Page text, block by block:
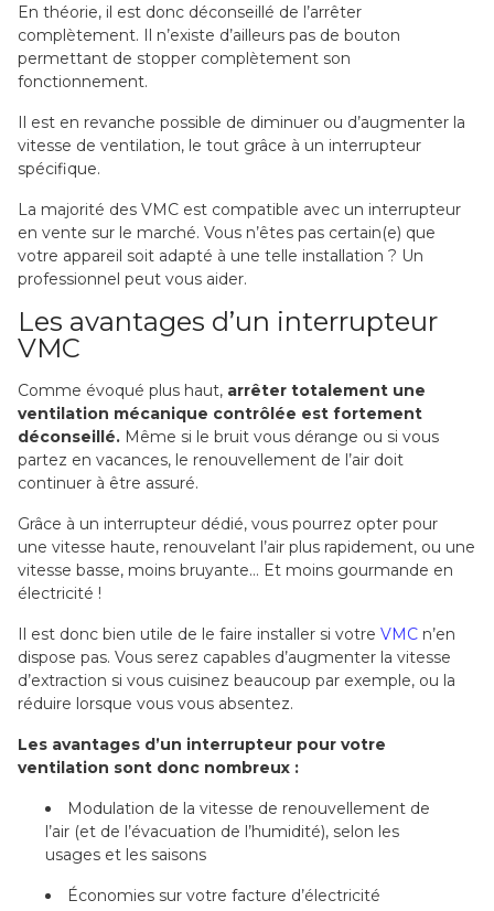
En théorie, il est donc déconseillé de l’arrêter
complètement. Il n’existe d’ailleurs pas de bouton
permettant de stopper complètement son
fonctionnement.
Il est en revanche possible de diminuer ou d’augmenter la
vitesse de ventilation, le tout grâce à un interrupteur
spécifique.
La majorité des VMC est compatible avec un interrupteur
en vente sur le marché. Vous n’êtes pas certain(e) que
votre appareil soit adapté à une telle installation ? Un
professionnel peut vous aider.
Les avantages d’un interrupteur
VMC
Comme évoqué plus haut, arrêter totalement une
ventilation mécanique contrôlée est fortement
déconseillé. Même si le bruit vous dérange ou si vous
partez en vacances, le renouvellement de l’air doit
continuer à être assuré.
Grâce à un interrupteur dédié, vous pourrez opter pour
une vitesse haute, renouvelant l’air plus rapidement, ou une
vitesse basse, moins bruyante… Et moins gourmande en
électricité !
Il est donc bien utile de le faire installer si votre VMC n’en
dispose pas. Vous serez capables d’augmenter la vitesse
d’extraction si vous cuisinez beaucoup par exemple, ou la
réduire lorsque vous vous absentez.
Les avantages d’un interrupteur pour votre
ventilation sont donc nombreux :
Modulation de la vitesse de renouvellement de
l’air (et de l’évacuation de l’humidité), selon les
usages et les saisons
Économies sur votre facture d’électricité